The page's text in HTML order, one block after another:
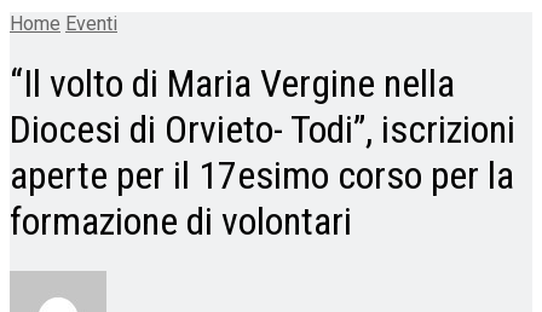
Home Eventi
“Il volto di Maria Vergine nella
Diocesi di Orvieto- Todi”, iscrizioni
aperte per il 17esimo corso per la
formazione di volontari